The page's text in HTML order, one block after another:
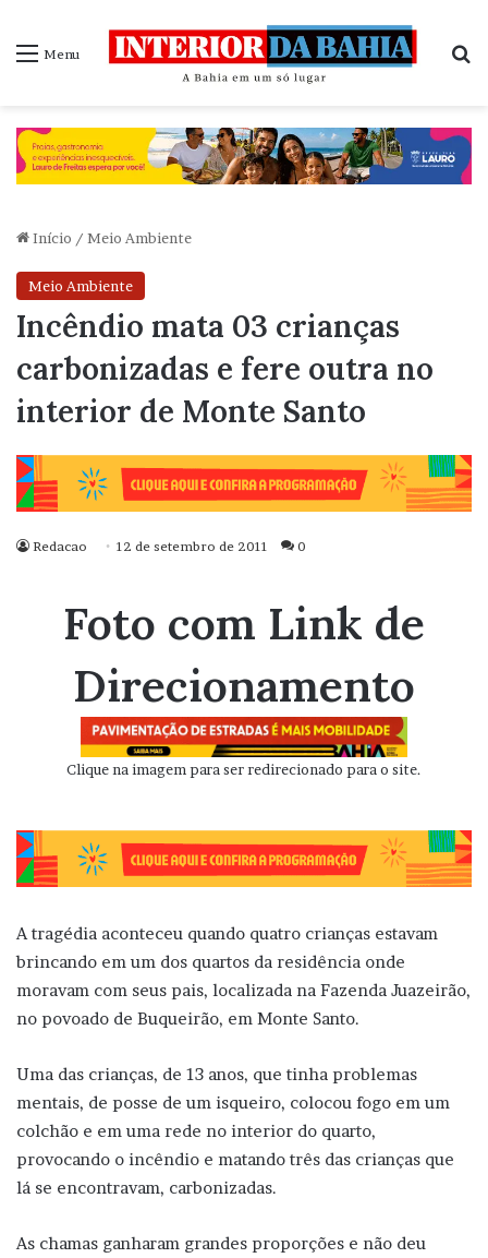
Menu
Início / Meio Ambiente
Meio Ambiente
Incêndio mata 03 crianças
carbonizadas e fere outra no
interior de Monte Santo
Redacao 12 de setembro de 2011 0
Foto com Link de
Direcionamento
Clique na imagem para ser redirecionado para o site.
A tragédia aconteceu quando quatro crianças estavam
brincando em um dos quartos da residência onde
moravam com seus pais, localizada na Fazenda Juazeirão,
no povoado de Buqueirão, em Monte Santo.
Uma das crianças, de 13 anos, que tinha problemas
mentais, de posse de um isqueiro, colocou fogo em um
colchão e em uma rede no interior do quarto,
provocando o incêndio e matando três das crianças que
lá se encontravam, carbonizadas.
As chamas ganharam grandes proporções e não deu